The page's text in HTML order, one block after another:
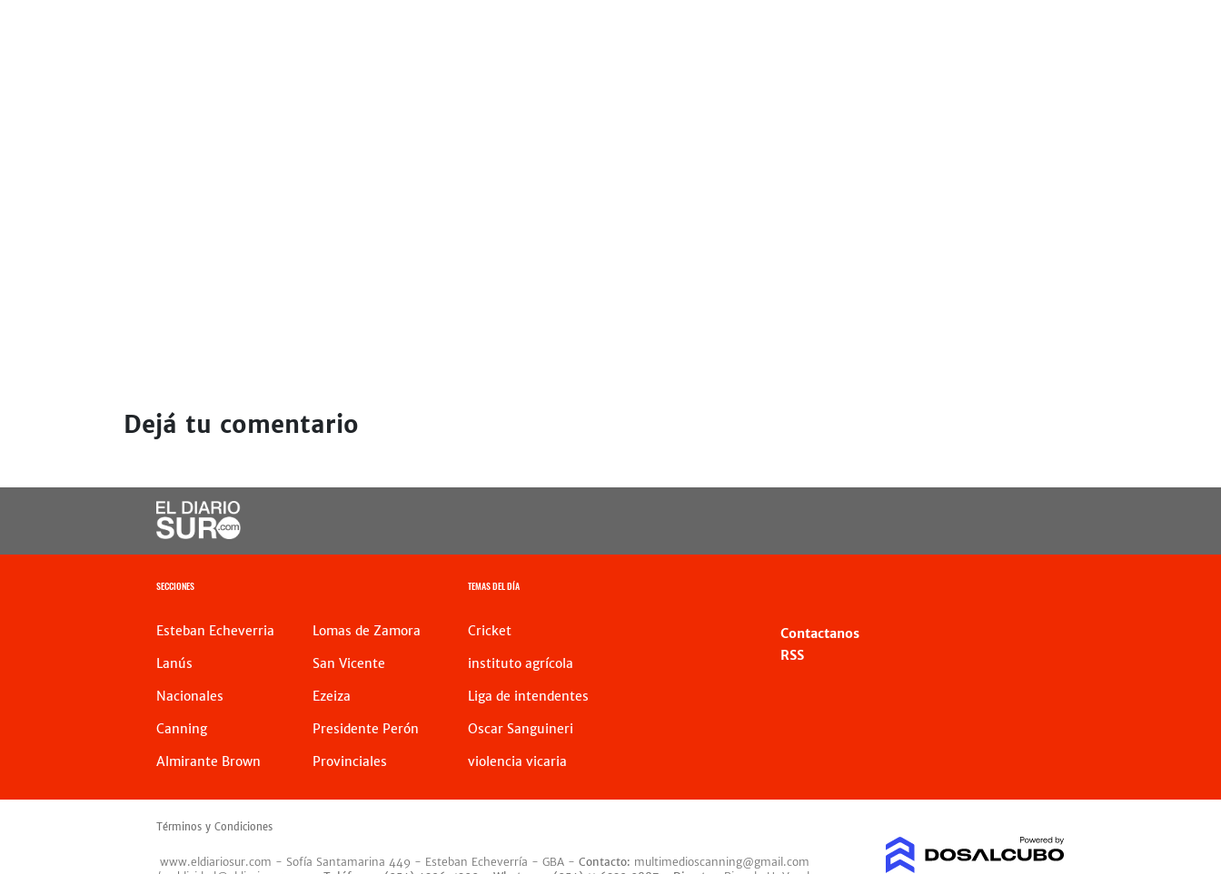
Dejá tu comentario
SECCIONES
Esteban Echeverria
Lanús
Nacionales
Canning
Almirante Brown
Lomas de Zamora
San Vicente
Ezeiza
Presidente Perón
Provinciales
TEMAS DEL DÍA
Cricket
instituto agrícola
Liga de intendentes
Oscar Sanguineri
violencia vicaria
Contactanos
RSS
Términos y Condiciones
www.eldiariosur.com - Sofía Santamarina 449 - Esteban Echeverría - GBA - Contacto: multimedioscanning@gmail.com